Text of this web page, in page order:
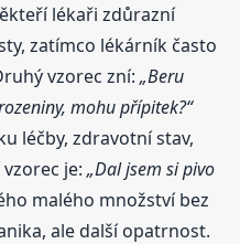
lékaři zdůrazní
zatímco lékárník často
vzorec zní:„Beru
mohu přípitek?“
léčby, zdravotní stav,
vzorec je:„Dal jsem si pivo
malého množství bez
ale další opatrnost.